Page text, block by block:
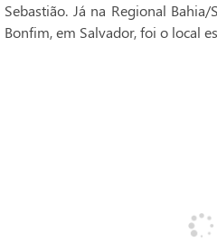
Sebastião. Já na Regional
Bonfim, em Salvador, foi o local